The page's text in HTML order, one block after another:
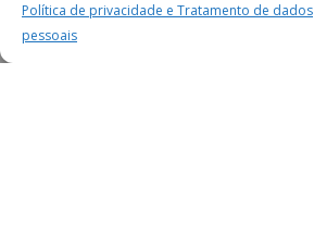
Política de privacidade e Tratamento de dados
pessoais